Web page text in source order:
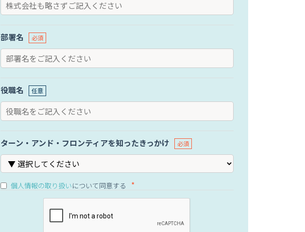
部署名
役職名
ターン・アンド・フロンティアを知ったきっかけ
個人情報の取り扱いについて同意する